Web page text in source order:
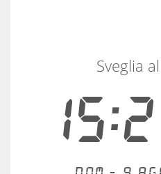
Sveglia